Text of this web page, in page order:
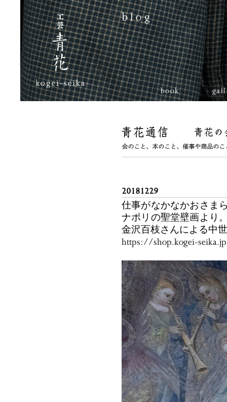
book
20181229
仕事がなかなかおさま
ナポリの聖堂壁画より
金沢百枝さんによる中
https://shop.kogei-